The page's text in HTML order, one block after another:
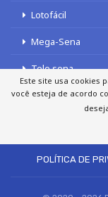
Lotofácil
Mega-Sena
Tele sena
POLÍTICA DE
Este site usa cookies
você esteja de acordo